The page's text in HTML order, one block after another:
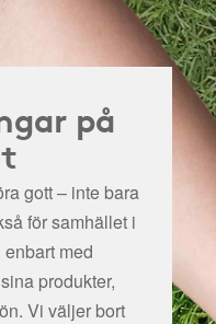
på
gott – inte bara
för samhället i
med
produkter,
Vi väljer bort